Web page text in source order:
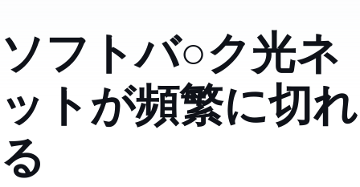
ソフトバ○ク光ネ
ットが頻繁に切れ
る!!!!!!!!!!!